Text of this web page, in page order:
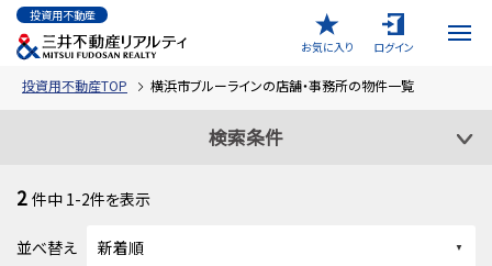
投資用不動産
お気に入り
ログイン
投資用不動産TOP 横浜市ブルーラインの店舗・事務所の物件一覧
検索条件
2 件中 1-2件を表示
並べ替え